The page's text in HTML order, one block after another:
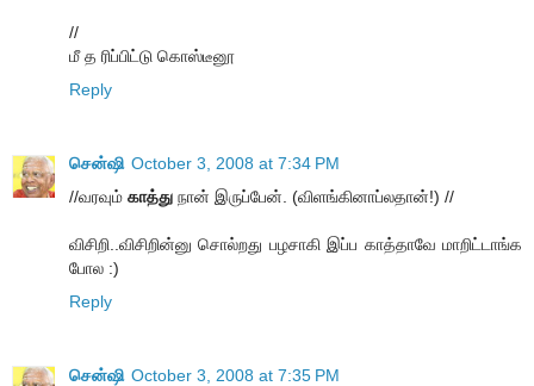
//
மீ த ரிப்பிட்டு கொஸ்டீனூ
Reply
சென்ஷி October 3, 2008 at 7:34 PM
//வரவும் காத்து நான் இருப்பேன். (விளங்கினாப்லதான்!) //
விசிறி..விசிறின்னு சொல்றது பழசாகி இப்ப காத்தாவே மாறிட்டாங்க
போல :)
Reply
சென்ஷி October 3, 2008 at 7:35 PM